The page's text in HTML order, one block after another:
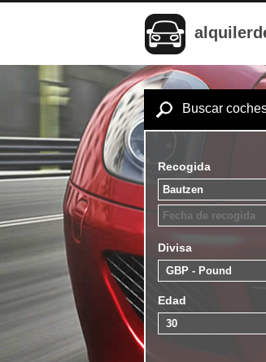
Buscar
Recogida
Divisa
Edad